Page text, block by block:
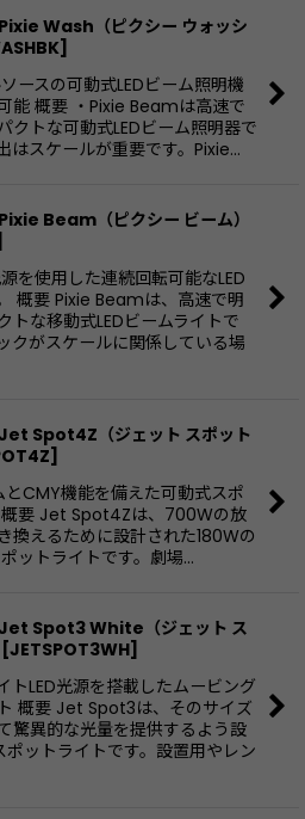
Wash（ピクシー ウォッシ
]
ースの可動式LEDビーム照明機
能 概要 ・Pixie Beamは高速で
クトな可動式LEDビーム照明器で
はスケールが重要です。Pixie…
Beam（ピクシー ビーム）
を使用した連続回転可能なLED
概要 Pixie Beamは、高速で明
トな移動式LEDビームライトで
クがスケールに関係している場
Spot4Z（ジェット スポット
]
とCMY機能を備えた可動式スポ
概要 Jet Spot4Zは、700Wの放
換えるために設計された180Wの
ットライトです。劇場…
Jet Spot3 White（ジェット ス
[JETSPOT3WH]
トLED光源を搭載したムービング
概要 Jet Spot3は、そのサイズ
驚異的な光量を提供するよう設
ポットライトです。設置用やレン